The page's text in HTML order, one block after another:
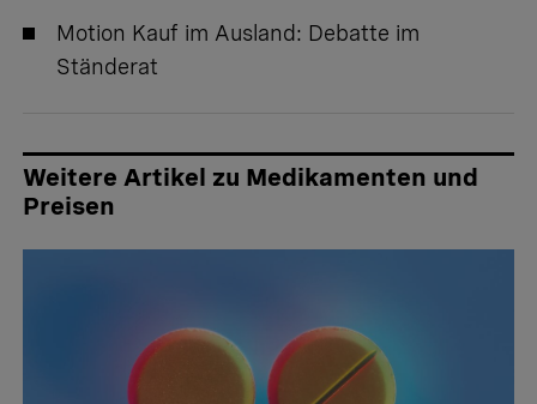
Motion Kauf im Ausland: Debatte im
Ständerat
Weitere Artikel zu Medikamenten und
Preisen